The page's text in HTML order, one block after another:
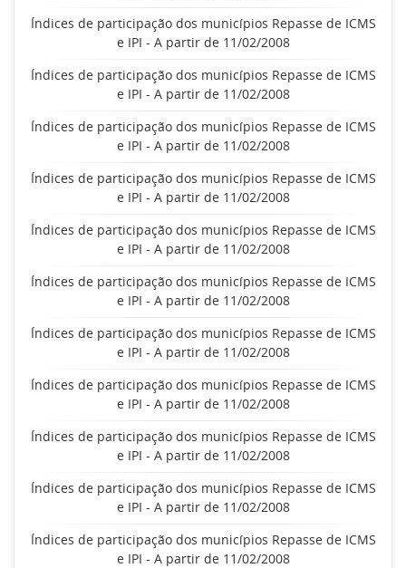
Índices de participação dos municípios Repasse de ICMS
e IPI - A partir de 11/02/2008
Índices de participação dos municípios Repasse de ICMS
e IPI - A partir de 11/02/2008
Índices de participação dos municípios Repasse de ICMS
e IPI - A partir de 11/02/2008
Índices de participação dos municípios Repasse de ICMS
e IPI - A partir de 11/02/2008
Índices de participação dos municípios Repasse de ICMS
e IPI - A partir de 11/02/2008
Índices de participação dos municípios Repasse de ICMS
e IPI - A partir de 11/02/2008
Índices de participação dos municípios Repasse de ICMS
e IPI - A partir de 11/02/2008
Índices de participação dos municípios Repasse de ICMS
e IPI - A partir de 11/02/2008
Índices de participação dos municípios Repasse de ICMS
e IPI - A partir de 11/02/2008
Índices de participação dos municípios Repasse de ICMS
e IPI - A partir de 11/02/2008
Índices de participação dos municípios Repasse de ICMS
e IPI - A partir de 11/02/2008